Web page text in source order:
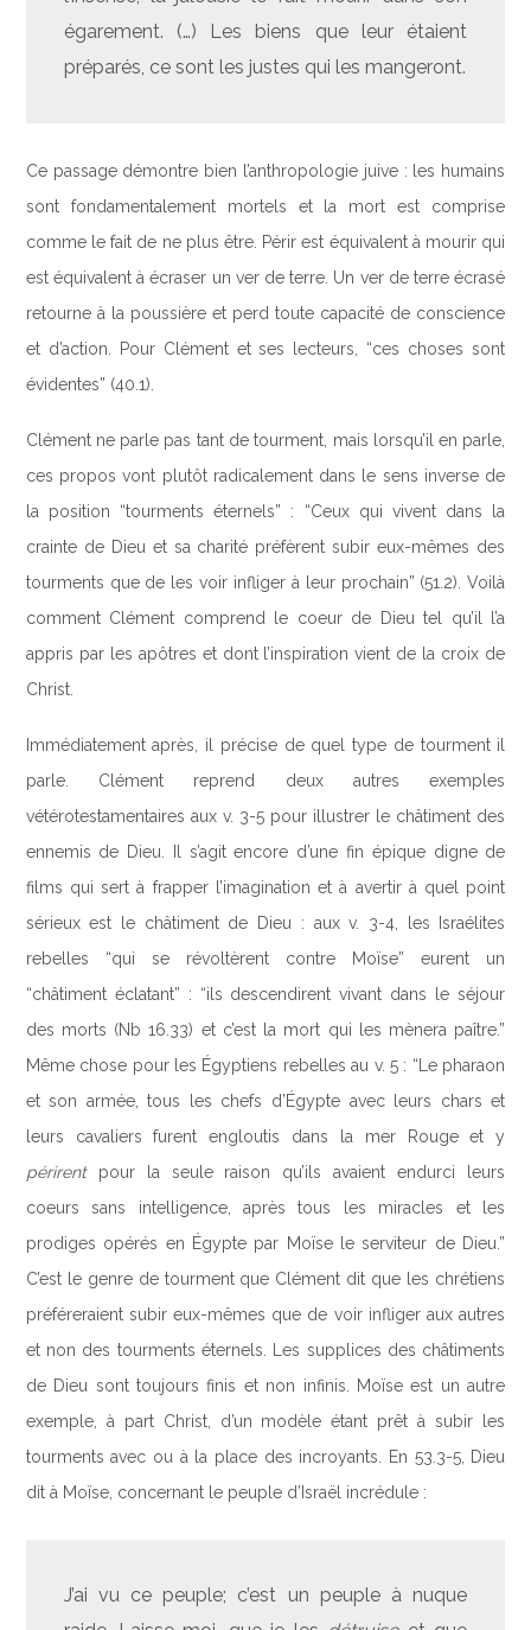
égarement. (…) Les biens que leur étaient
préparés, ce sont les justes qui les mangeront.
Ce passage démontre bien l’anthropologie juive : les humains
sont fondamentalement mortels et la mort est comprise
comme le fait de ne plus être. Périr est équivalent à mourir qui
est équivalent à écraser un ver de terre. Un ver de terre écrasé
retourne à la poussière et perd toute capacité de conscience
et d’action. Pour Clément et ses lecteurs, “ces choses sont
évidentes” (40.1).
Clément ne parle pas tant de tourment, mais lorsqu’il en parle,
ces propos vont plutôt radicalement dans le sens inverse de
la position “tourments éternels” : “Ceux qui vivent dans la
crainte de Dieu et sa charité préfèrent subir eux-mêmes des
tourments que de les voir infliger à leur prochain” (51.2). Voilà
comment Clément comprend le coeur de Dieu tel qu’il l’a
appris par les apôtres et dont l’inspiration vient de la croix de
Christ.
Immédiatement après, il précise de quel type de tourment il
parle. Clément reprend deux autres exemples
vétérotestamentaires aux v. 3-5 pour illustrer le châtiment des
ennemis de Dieu. Il s’agit encore d’une fin épique digne de
films qui sert à frapper l’imagination et à avertir à quel point
sérieux est le châtiment de Dieu : aux v. 3-4, les Israélites
rebelles “qui se révoltèrent contre Moïse” eurent un
“châtiment éclatant” : “ils descendirent vivant dans le séjour
des morts (Nb 16.33) et c’est la mort qui les mènera paître.”
Même chose pour les Égyptiens rebelles au v. 5 : “Le pharaon
et son armée, tous les chefs d’Égypte avec leurs chars et
leurs cavaliers furent engloutis dans la mer Rouge et y
périrentpour la seule raison qu’ils avaient endurci leurs
coeurs sans intelligence, après tous les miracles et les
prodiges opérés en Égypte par Moïse le serviteur de Dieu.”
C’est le genre de tourment que Clément dit que les chrétiens
préféreraient subir eux-mêmes que de voir infliger aux autres
et non des tourments éternels. Les supplices des châtiments
de Dieu sont toujours finis et non infinis. Moïse est un autre
exemple, à part Christ, d’un modèle étant prêt à subir les
tourments avec ou à la place des incroyants. En 53.3-5, Dieu
dit à Moïse, concernant le peuple d’Israël incrédule :
J’ai vu ce peuple; c’est un peuple à nuque